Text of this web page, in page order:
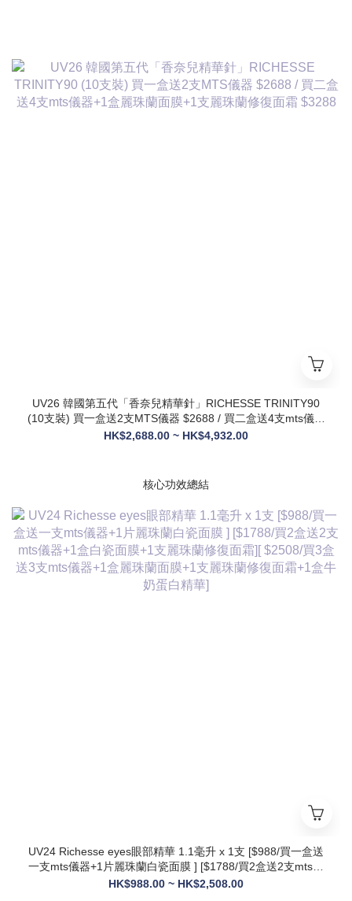
UV26 韓國第五代「香奈兒精華針」RICHESSE TRINITY90
(10支裝) 買一盒送2支MTS儀器 $2688 / 買二盒送4支mts儀器
+1盒麗珠蘭面膜+1支麗珠蘭修復面霜 $3288
HK$2,688.00 ~ HK$4,932.00
核心功效總結
✅ 膠原新生：促進膠原蛋白合成，改善皮膚自然代謝，淡化皺
紋、緊致輪廓
✅ 修護煥膚：改善痤瘡疤痕、色素沈著，修復受損肌膚屏障
✅ 營養供給：為皮膚提供全方位營養，增強彈性與光澤感
✅ 水潤亮白：深層補水鎖水，提亮膚色，讓肌膚通透飽滿
✅ 抗衰維穩：調節皮膚狀態，改善敏感與暗沈，維持健康年輕
UV24 Richesse eyes眼部精華 1.1毫升 x 1支 [$988/買一盒送
一支mts儀器+1片麗珠蘭白瓷面膜 ] [$1788/買2盒送2支mts儀
器+1盒白瓷面膜+1支麗珠蘭修復面霜][ $2508/買3盒送3支mts
HK$988.00 ~ HK$2,508.00